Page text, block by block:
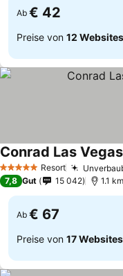
Ab € 42
Preise von 12 Websites
5 Sterne Resort
Conrad Las
7,8 Gut 15 042 1.1
Ab € 67
Preise von 17 Websites